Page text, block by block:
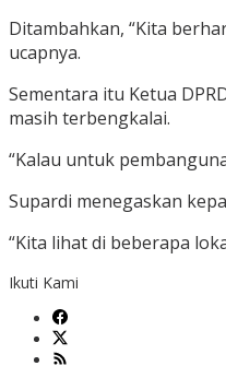
Ditambahkan, “Kita
ucapnya.
Sementara itu Ketua
masih terbengkalai.
“Kalau untuk
Supardi menegaskan
“Kita lihat di beberapa
Ikuti Kami